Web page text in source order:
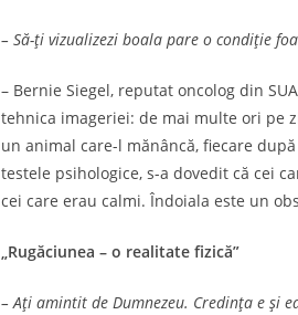
– Să-ţi vizualizezi boala pare o condiţie
– Bernie Siegel, reputat oncolog din
tehnica imageriei: de mai multe ori pe
un animal care-l mă­nâncă, fiecare
testele psi­hologice, s-a dovedit că cei
cei care erau calmi. Îndoiala este un
„Rugăciunea – o realitate fizică”
– Aţi amintit de Dumnezeu. Credinţa e şi